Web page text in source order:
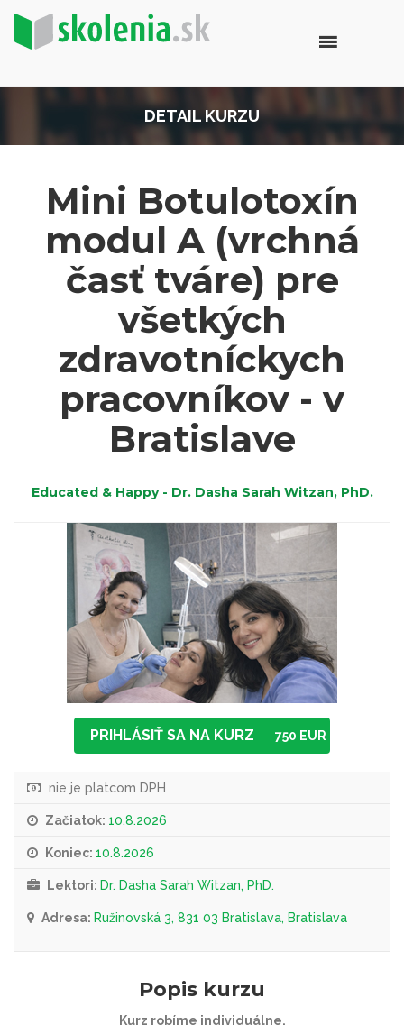
DETAIL KURZU
Mini Botulotoxín
modul A (vrchná
časť tváre) pre
všetkých
zdravotníckych
pracovníkov - v
Bratislave
Educated & Happy - Dr. Dasha Sarah Witzan, PhD.
PRIHLÁSIŤ SA NA KURZ 750 EUR
nie je platcom DPH
Začiatok: 10.8.2026
Koniec: 10.8.2026
Lektori: Dr. Dasha Sarah Witzan, PhD.
Adresa: Ružinovská 3, 831 03 Bratislava, Bratislava
Popis kurzu
Kurz robíme individuálne.